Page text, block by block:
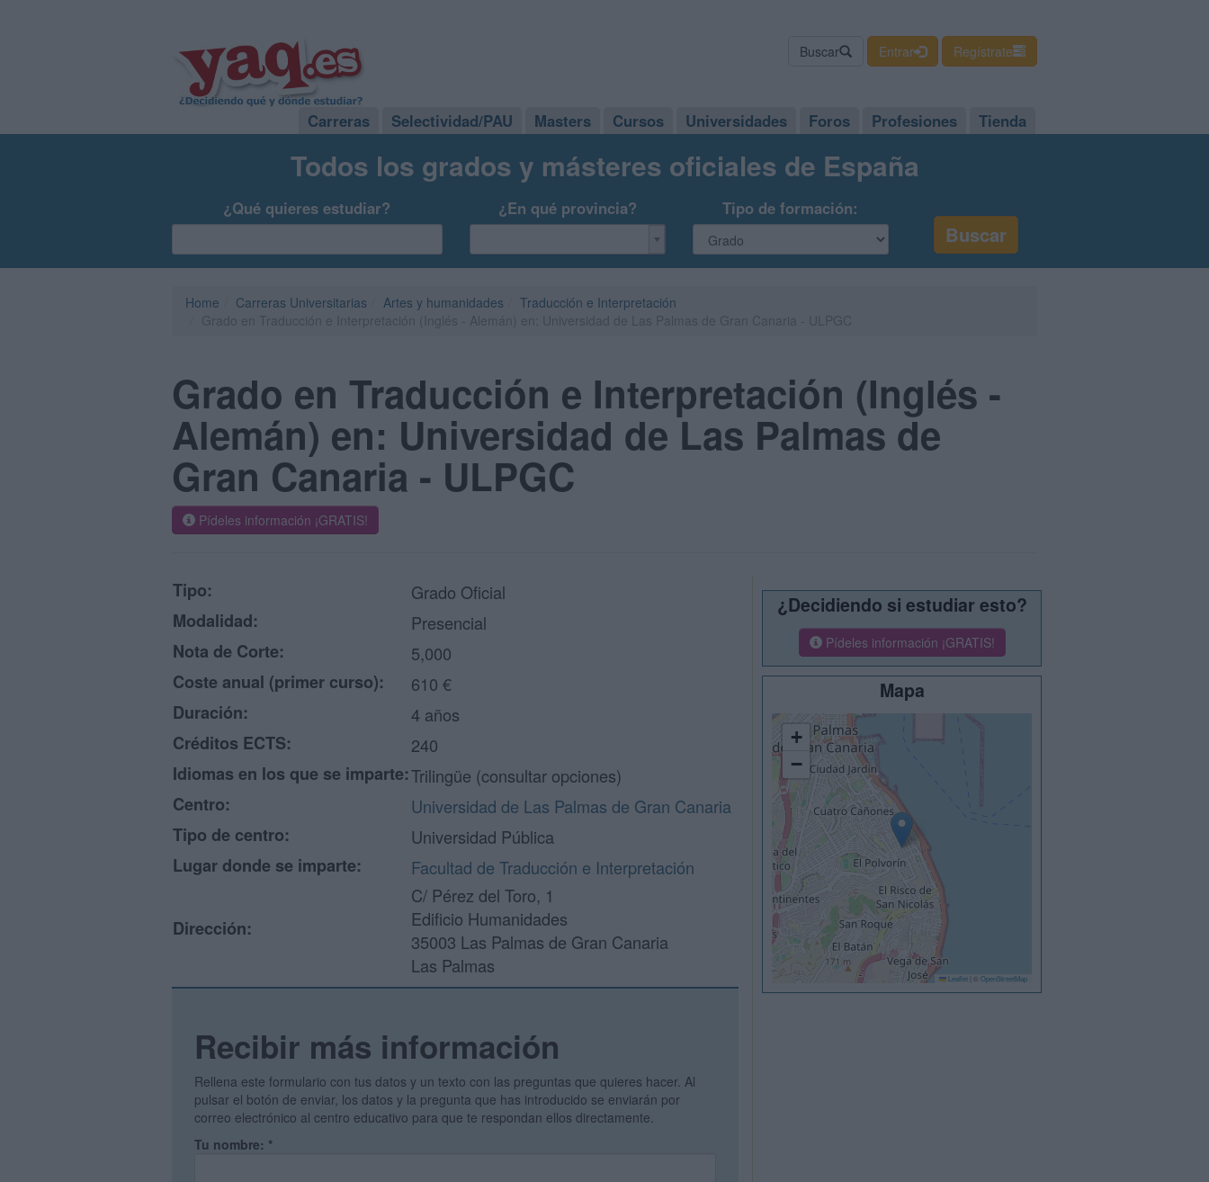
Buscar Entrar Regístrate
Carreras Selectividad/PAU Masters Cursos Universidades Foros Profesiones Tienda
Todos los grados y másteres oficiales de España
¿Qué quieres estudiar? ¿En qué provincia? Tipo de formación:
Home Carreras Universitarias Artes y humanidades
Traducción e Interpretación
Grado en Traducción e Interpretación (Inglés -
Alemán) en: Universidad de Las Palmas de
Gran Canaria - ULPGC
Pídeles información ¡GRATIS!
Tipo:
Grado Oficial
Modalidad:
Presencial
Nota de Corte:
5,000
Coste anual (primer curso):
610 €
Duración:
4 años
Créditos ECTS:
240
Idiomas en los que se imparte:Trilingüe (consultar opciones)
Centro:
Universidad de Las Palmas de Gran Canaria
Tipo de centro:
Universidad Pública
Lugar donde se imparte:
Facultad de Traducción e Interpretación
Dirección:
C/ Pérez del Toro, 1
Edificio Humanidades
35003 Las Palmas de Gran Canaria
Las Palmas
Recibir más información
Rellena este formulario con tus datos y un texto con las preguntas que quieres hacer. Al
pulsar el botón de enviar, los datos y la pregunta que has introducido se enviarán por
correo electrónico al centro educativo para que te respondan ellos directamente.
Tu nombre: *
¿Decidiendo si estudiar esto?
Pídeles información ¡GRATIS!
Mapa
+
−
Leaflet © OpenStreetMap